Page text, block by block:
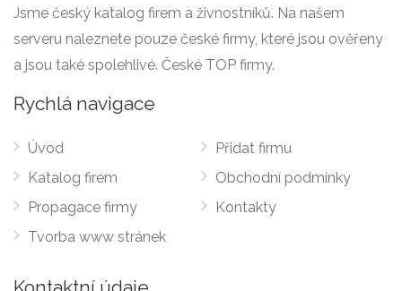
Jsme český katalog firem a živnostníků. Na našem
serveru naleznete pouze české firmy, které jsou ověřeny
a jsou také spolehlivé. České TOP firmy.
Rychlá navigace
Úvod
Katalog firem
Propagace firmy
Tvorba www stránek
Přidat firmu
Obchodní podmínky
Kontakty